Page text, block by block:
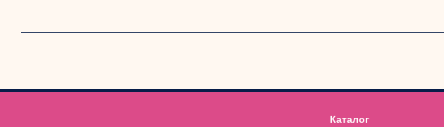
Каталог